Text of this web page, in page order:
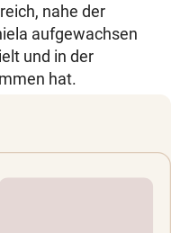
nahe der
aufgewachsen
und in der
hat.